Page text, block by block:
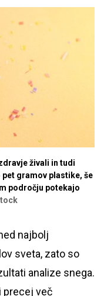
živali in tudi
pet gramov plastike, še
področju potekajo
najbolj
sveta, zato so
analize snega.
precej več